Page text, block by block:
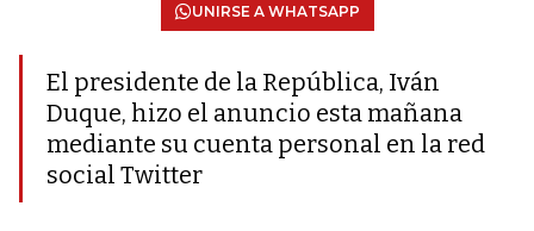
UNIRSE A WHATSAPP
El presidente de la República, Iván
Duque, hizo el anuncio esta mañana
mediante su cuenta personal en la red
social Twitter